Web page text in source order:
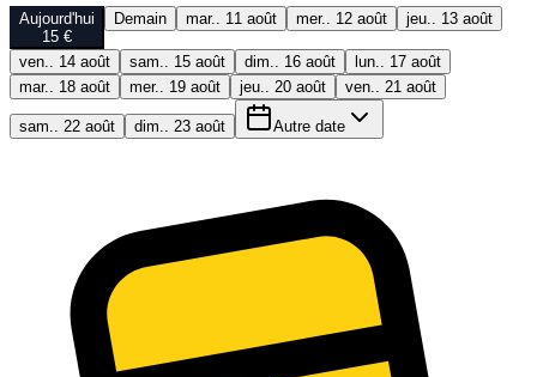
Aujourd'hui
15 €
Demain mar.. 11 août mer.. 12 août jeu.. 13 août
ven.. 14 août sam.. 15 août dim.. 16 août
lun.. 17 août
mar.. 18 août
mer.. 19 août jeu.. 20 août ven.. 21 août
sam.. 22 août dim.. 23 août Autre date